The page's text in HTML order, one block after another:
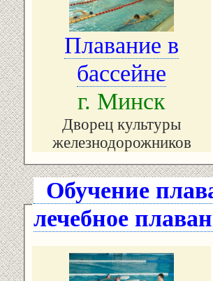
Плавание в
бассейне
г. Минск
Дворец культуры
железнодорожников
Обучение
лечебное